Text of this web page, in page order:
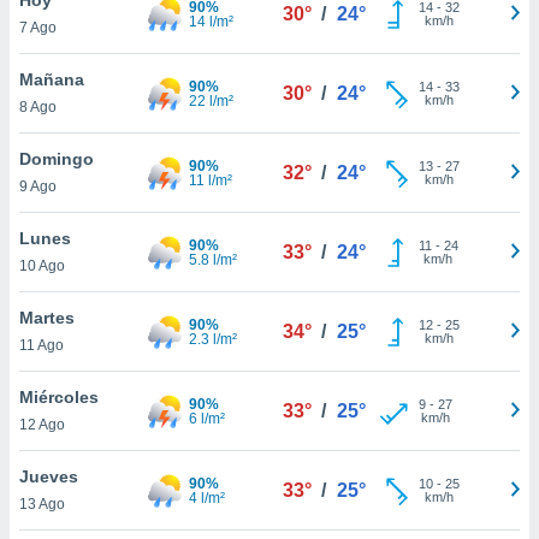
en
más
nuestra
de
cookies
aceptar
7 Ago
90%
14 l/m²
30° / 24° 14- 32
km/h
Mañana
8 Ago
90%
22 l/m²
30° / 24° 14- 33
km/h
Domingo
9 Ago
90%
11 l/m²
32° / 24° 13- 27
km/h
Lunes
10 Ago
90%
5.8 l/m²
33° / 24° 11 - 24
km/h
Martes
11 Ago
90%
2.3 l/m²
34° / 25° 12- 25
km/h
Miércoles
12 Ago
90%
6 l/m²
33° / 25° 9- 27
km/h
Jueves
13 Ago
90%
4 l/m²
33° / 25° 10- 25
km/h